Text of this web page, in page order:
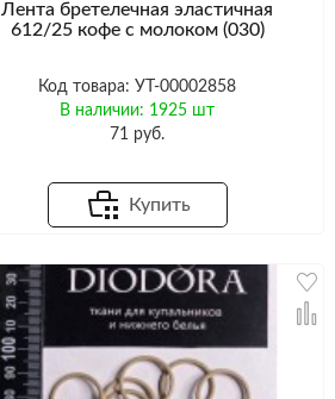
Лента бретелечная эластичная
612/25 кофе с молоком (030)
Код товара: УТ-00002858
В наличии: 1925 шт
71 руб.
Купить